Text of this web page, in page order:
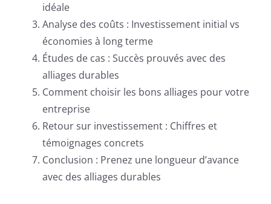
idéale
Analyse des coûts : Investissement initial vs
économies à long terme
Études de cas : Succès prouvés avec des
alliages durables
Comment choisir les bons alliages pour votre
entreprise
Retour sur investissement : Chiffres et
témoignages concrets
Conclusion : Prenez une longueur d’avance
avec des alliages durables